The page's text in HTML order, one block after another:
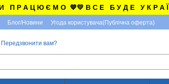
И П Р А Ц Ю Є М О 💙💛 В С Е Б У Д Е У К Р А Ї
Блог/Новини
Угода користувача(Публічна оферта)
Передзвонити вам?